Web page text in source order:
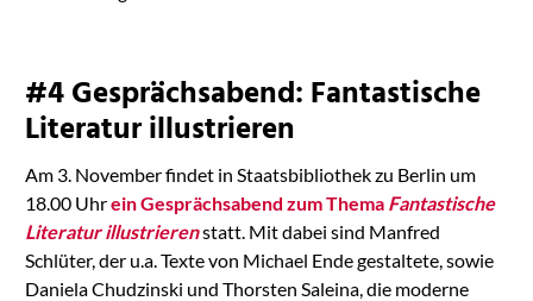
#4 Gesprächsabend: Fantastische
Literatur illustrieren
Am 3. November findet in Staatsbibliothek zu Berlin um
18.00 Uhrein Gesprächsabend zum Thema Fantastische
Literatur illustrierenstatt. Mit dabei sind Manfred
Schlüter, der u.a. Texte von Michael Ende gestaltete, sowie
Daniela Chudzinski und Thorsten Saleina, die moderne